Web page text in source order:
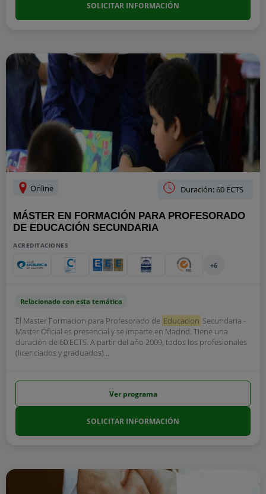
SOLICITAR INFORMACIÓN
Online Duración: 60 ECTS
MÁSTER EN FORMACIÓN PARA PROFESORADO
DE EDUCACIÓN SECUNDARIA
ACREDITACIONES
+6
Relacionado con esta temática
El Master Formacion para Profesorado de Educacion Secundaria -
Master Oficial es presencial y se imparte en Madrid. Tiene una
duración de 60 ECTS. A partir del año 2009, todos los profesionales
(licenciados y graduados)...
Ver programa
SOLICITAR INFORMACIÓN